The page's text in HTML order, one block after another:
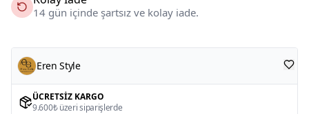
14 gün içinde şartsız ve kolay iade.
Eren Style
ÜCRETSIZ KARGO
9.600₺ üzeri siparişlerde